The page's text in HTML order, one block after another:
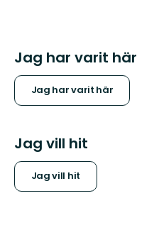
Jag har varit här
Jag har varit här
Jag vill hit
Jag vill hit